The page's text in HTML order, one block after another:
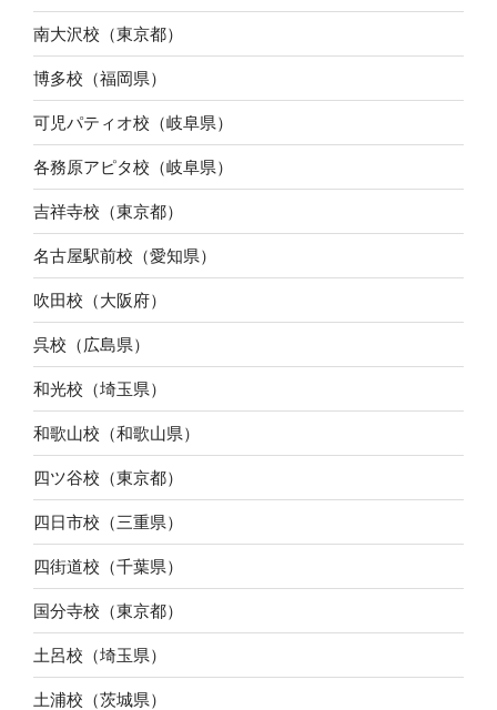
南大沢校（東京都）
博多校（福岡県）
可児パティオ校（岐阜県）
各務原アピタ校（岐阜県）
吉祥寺校（東京都）
名古屋駅前校（愛知県）
吹田校（大阪府）
呉校（広島県）
和光校（埼玉県）
和歌山校（和歌山県）
四ツ谷校（東京都）
四日市校（三重県）
四街道校（千葉県）
国分寺校（東京都）
土呂校（埼玉県）
土浦校（茨城県）